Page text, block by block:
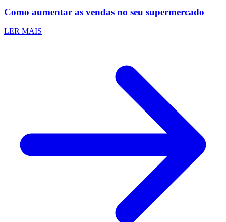
Como aumentar as vendas no seu supermercado
LER MAIS